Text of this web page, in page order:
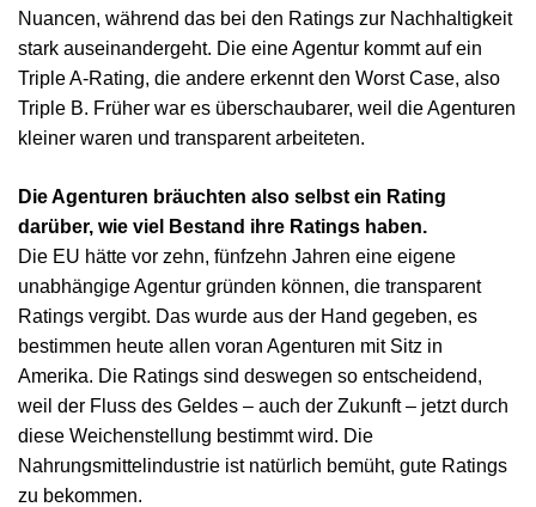
Nuancen, während das bei den Ratings zur Nachhaltigkeit
stark auseinandergeht. Die eine Agentur kommt auf ein
Triple A-Rating, die andere erkennt den Worst Case, also
Triple B. Früher war es überschaubarer, weil die Agenturen
kleiner waren und transparent arbeiteten.
Die Agenturen bräuchten also selbst ein Rating
darüber, wie viel Bestand ihre Ratings haben.
Die EU hätte vor zehn, fünfzehn Jahren eine eigene
unabhängige Agentur gründen können, die transparent
Ratings vergibt. Das wurde aus der Hand gegeben, es
bestimmen heute allen voran Agenturen mit Sitz in
Amerika. Die Ratings sind deswegen so entscheidend,
weil der Fluss des Geldes – auch der Zukunft – jetzt durch
diese Weichenstellung bestimmt wird. Die
Nahrungsmittelindustrie ist natürlich bemüht, gute Ratings
zu bekommen.